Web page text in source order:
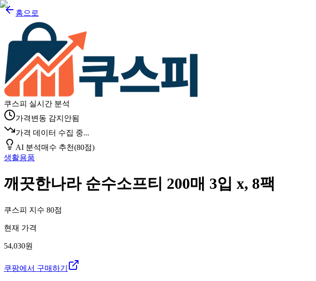
홈으로
쿠스피 실시간 분석
가격변동 감지안됨
가격 데이터 수집 중...
AI 분석매수 추천(80점)
생활용품
깨끗한나라 순수소프티 200매 3입 x, 8팩
쿠스피 지수 80점
현재 가격
54,030원
쿠팡에서 구매하기